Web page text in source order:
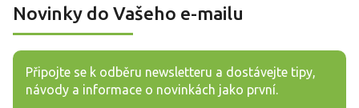
Novinky do Vašeho e-mailu
Připojte se k odběru newsletteru a dostávejte tipy,
návody a informace o novinkách jako první.